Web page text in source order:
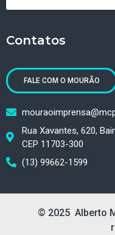
Contatos
FALE COM O MOURÃO
Rua Xavantes, 620,
CEP 11703-300
(13) 99662-1599
© 2025 Alberto